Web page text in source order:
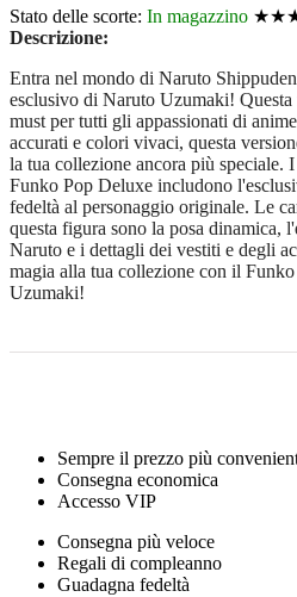
Stato delle scorte: In magazzino
Descrizione:
Entra nel mondo di Naruto
esclusivo di Naruto Uzumaki!
must per tutti gli appassionati di
accurati e colori vivaci, questa
la tua collezione ancora più speciale.
Funko Pop Deluxe includono
fedeltà al personaggio originale. Le
questa figura sono la posa dinamica,
Naruto e i dettagli dei vestiti e degli
magia alla tua collezione con il
Uzumaki!
Sempre il prezzo più
Consegna economica
Accesso VIP
Consegna più veloce
Regali di compleanno
Guadagna fedeltà